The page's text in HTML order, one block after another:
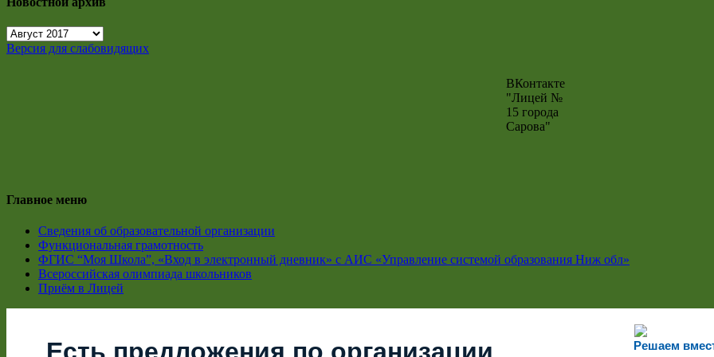
Новостной
архив
Версия для слабовидящих
ВКонтакте
"Лицей №
15 города
Сарова"
Главное меню
Сведения об образовательной организации
Функциональная грамотность
ФГИС “Моя Школа”, «Вход в электронный дневник» с АИС «Управление системой образования Ниж обл»
Всероссийская олимпиада школьников
Приём в Лицей
Решаем